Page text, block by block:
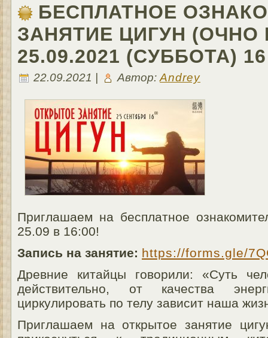
БЕСПЛАТНОЕ
ЗАНЯТИЕ ЦИГУН
25.09.2021 (СУББОТА)
22.09.2021 | Автор: Andrey
Приглашаем на бесплатное
25.09 в 16:00!
Запись на занятие: https://forms.gle/
Древние китайцы говорили: «Суть
действительно, от качества
циркулировать по телу зависит наша
Приглашаем на открытое занятие